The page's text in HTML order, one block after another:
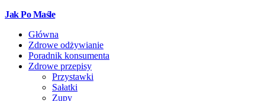
Jak Po Maśle
Główna
Zdrowe odżywianie
Poradnik konsumenta
Zdrowe przepisy
Przystawki
Sałatki
Zupy